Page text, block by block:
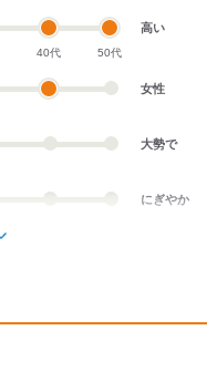
40代 50代
高い
女性
大勢で
にぎやか